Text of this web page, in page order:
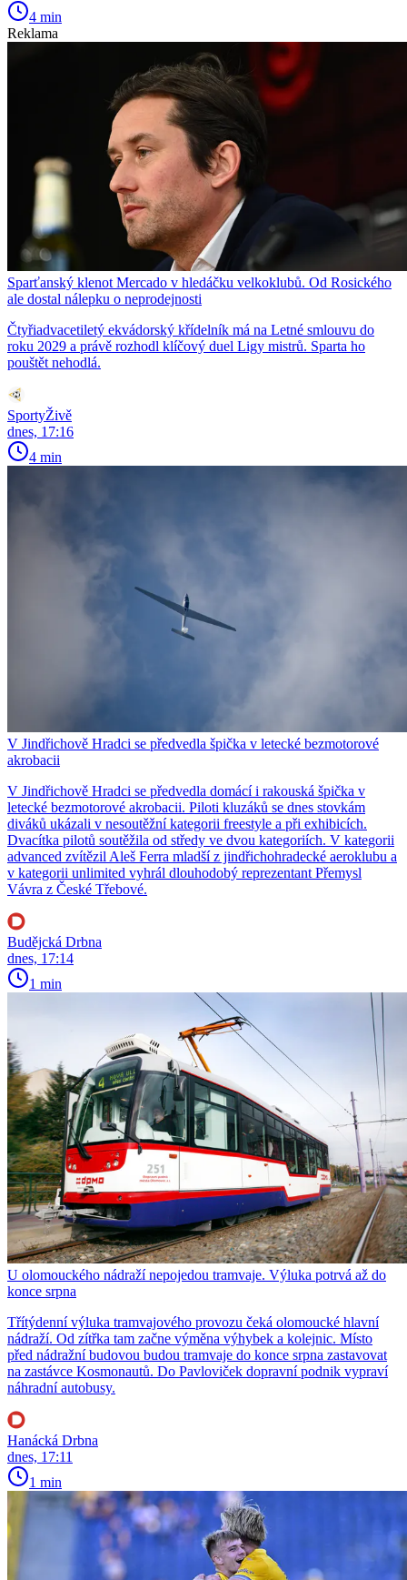
4 min
Reklama
Sparťanský klenot Mercado v hledáčku velkoklubů. Od Rosického
ale dostal nálepku o neprodejnosti
Čtyřiadvacetiletý ekvádorský křídelník má na Letné smlouvu do
roku 2029 a právě rozhodl klíčový duel Ligy mistrů. Sparta ho
pouštět nehodlá.
SportyŽivě
dnes, 17:16
4 min
V Jindřichově Hradci se předvedla špička v letecké bezmotorové
akrobacii
V Jindřichově Hradci se předvedla domácí i rakouská špička v
letecké bezmotorové akrobacii. Piloti kluzáků se dnes stovkám
diváků ukázali v nesoutěžní kategorii freestyle a při exhibicích.
Dvacítka pilotů soutěžila od středy ve dvou kategoriích. V kategorii
advanced zvítězil Aleš Ferra mladší z jindřichohradecké aeroklubu a
v kategorii unlimited vyhrál dlouhodobý reprezentant Přemysl
Vávra z České Třebové.
Budějcká Drbna
dnes, 17:14
1 min
U olomouckého nádraží nepojedou tramvaje. Výluka potrvá až do
konce srpna
Třítýdenní výluka tramvajového provozu čeká olomoucké hlavní
nádraží. Od zítřka tam začne výměna výhybek a kolejnic. Místo
před nádražní budovou budou tramvaje do konce srpna zastavovat
na zastávce Kosmonautů. Do Pavloviček dopravní podnik vypraví
náhradní autobusy.
Hanácká Drbna
dnes, 17:11
1 min